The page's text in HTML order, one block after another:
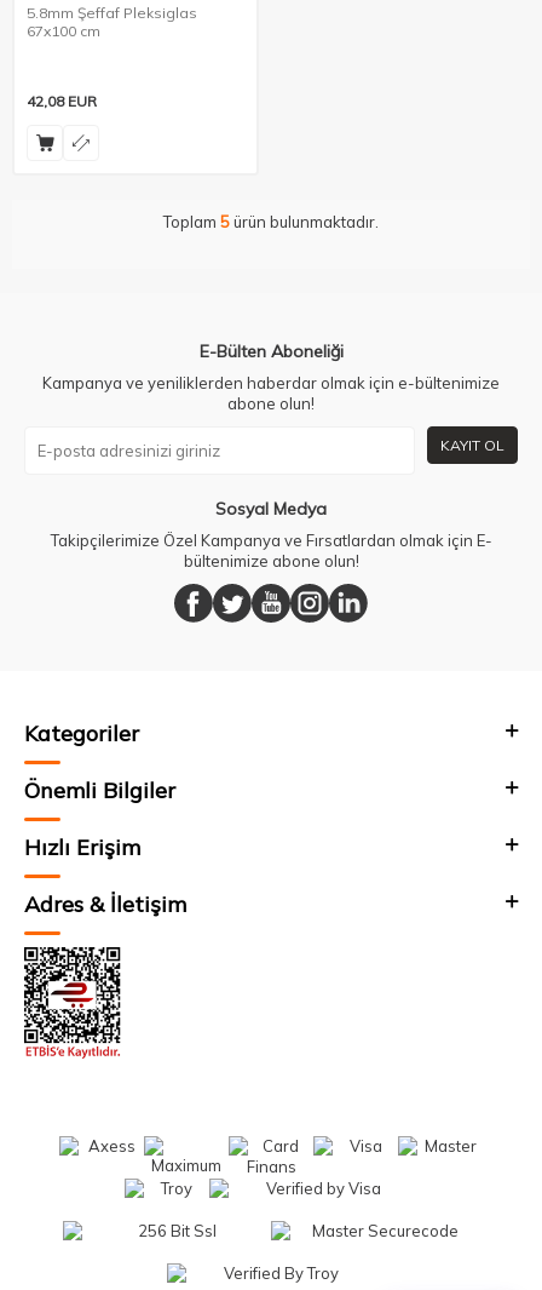
5.8mm Şeffaf Pleksiglas
67x100 cm
42,08EUR
Toplam 5ürün bulunmaktadır.
E-Bülten Aboneliği
Kampanya ve yeniliklerden haberdar olmak için e-bültenimize
abone olun!
KAYIT OL
Sosyal Medya
Takipçilerimize Özel Kampanya ve Fırsatlardan olmak için E-
bültenimize abone olun!
Kategoriler
Önemli Bilgiler
Hızlı Erişim
Adres & İletişim